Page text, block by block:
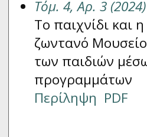
Τόμ. 4, Αρ. 3 (2024)
Το παιχνίδι και
ζωντανό
των παιδιών
προγραμμάτων
Περίληψη PDF